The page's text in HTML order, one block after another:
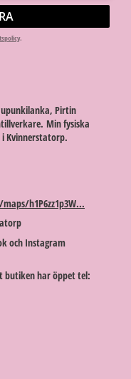
.
Pirtin
Min fysiska
Kvinnerstatorp.
h1P6zz1p3W...
och Instagram
butiken har öppet tel: